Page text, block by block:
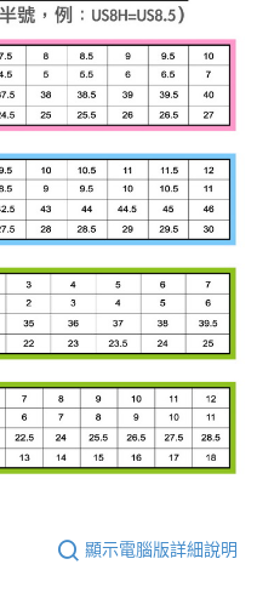
顯示電腦版詳細說明